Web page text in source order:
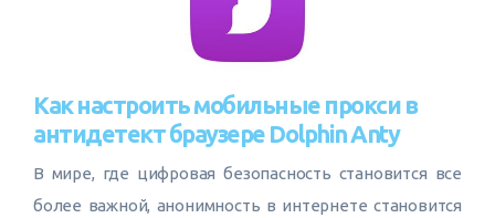
Как настроить мобильные прокси в
антидетект браузере Dolphin Anty
В мире, где цифровая безопасность становится все
более важной, анонимность в интернете становится